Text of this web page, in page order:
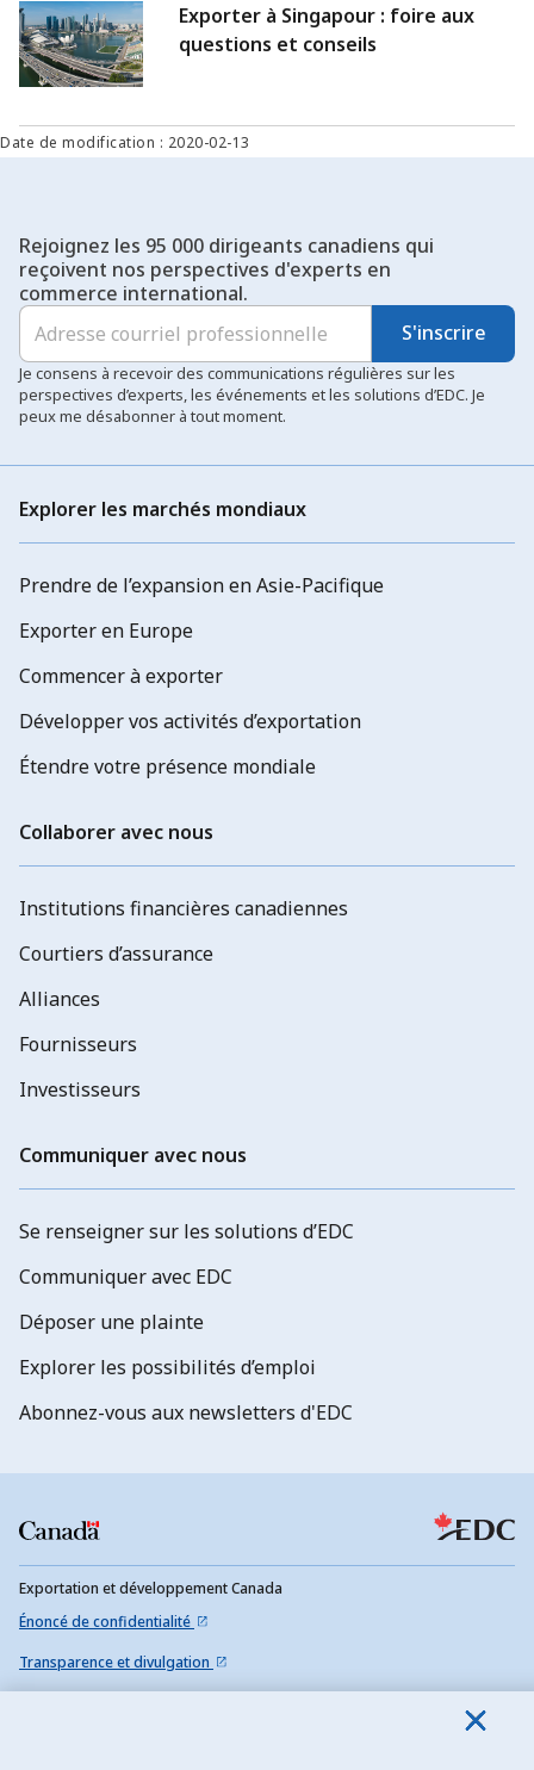
Exporter à Singapour : foire aux
questions et conseils
Date de modification : 2020-02-13
Rejoignez les 95 000 dirigeants canadiens qui
reçoivent nos perspectives d'experts en
commerce international.
S'inscrire
Je consens à recevoir des communications régulières sur les
perspectives d’experts, les événements et les solutions d’EDC. Je
peux me désabonner à tout moment.
Explorer les marchés mondiaux
Prendre de l’expansion en Asie-Pacifique
Exporter en Europe
Commencer à exporter
Développer vos activités d’exportation
Étendre votre présence mondiale
Collaborer avec nous
Institutions financières canadiennes
Courtiers d’assurance
Alliances
Fournisseurs
Investisseurs
Communiquer avec nous
Se renseigner sur les solutions d’EDC
Communiquer avec EDC
Déposer une plainte
Explorer les possibilités d’emploi
Abonnez-vous aux newsletters d'EDC
Exportation et développement Canada
Énoncé de confidentialité
Transparence et divulgation